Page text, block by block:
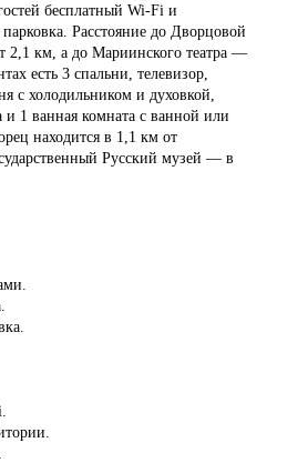
бесплатный Wi-Fi и
парковка. Расстояние до Дворцовой
2,1 км, а до Мариинского театра —
есть 3 спальни, телевизор,
с холодильником и духовкой,
и 1 ванная комната с ванной или
находится в 1,1 км от
Русский музей — в